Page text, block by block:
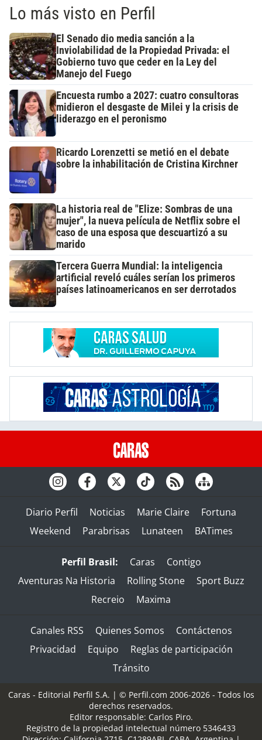
Lo más visto en Perfil
El Senado dio media sanción a la
Inviolabilidad de la Propiedad Privada: el
Gobierno tuvo que ceder en la Ley del
Manejo del Fuego
Encuesta rumbo a 2027: cuatro consultoras
midieron el desgaste de Milei y la crisis de
liderazgo en el peronismo
Ricardo Lorenzetti se metió en el debate
sobre la inhabilitación de Cristina Kirchner
La historia real de "Elize: Sombras de una
mujer", la nueva película de Netflix sobre el
caso de una esposa que descuartizó a su
marido
Tercera Guerra Mundial: la inteligencia
artificial reveló cuáles serían los primeros
países latinoamericanos en ser derrotados
Diario Perfil Noticias Marie Claire
Fortuna
Weekend
Parabrisas Lunateen BATimes
Perfil Brasil: Caras
Contigo
Aventuras Na Historia
Rolling Stone
Sport Buzz
Recreio
Maxima
Canales RSS Quienes Somos
Contáctenos
Privacidad
Equipo
Reglas de participación
Tránsito
Caras - Editorial Perfil S.A. | © Perfil.com 2006-2026 - Todos los
derechos reservados.
Editor responsable: Carlos Piro.
Registro de la propiedad intelectual número 5346433